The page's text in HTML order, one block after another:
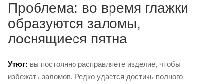
Проблема: во время глажки
образуются заломы,
лоснящиеся пятна
Утюг: вы постоянно расправляете изделие, чтобы
избежать заломов. Редко удается достичь полного